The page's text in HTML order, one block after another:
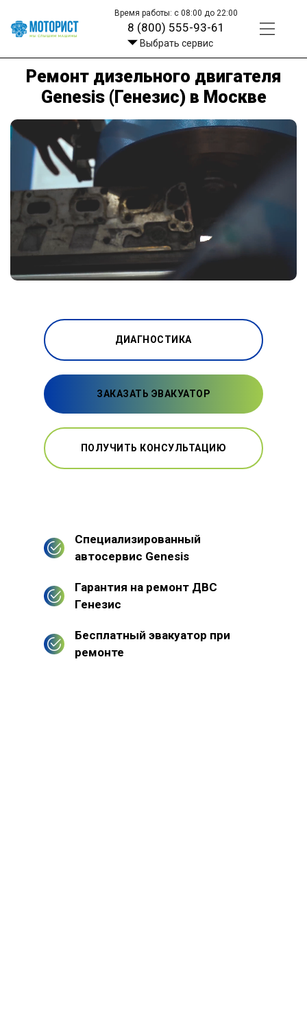
Время работы: с 08:00 до 22:00
8 (800) 555-93-61
Выбрать сервис
Ремонт дизельного двигателя
Genesis (Генезис) в Москве
ДИАГНОСТИКА
ЗАКАЗАТЬ ЭВАКУАТОР
ПОЛУЧИТЬ КОНСУЛЬТАЦИЮ
Специализированный
автосервис Genesis
Гарантия на ремонт ДВС
Генезис
Бесплатный эвакуатор при
ремонте